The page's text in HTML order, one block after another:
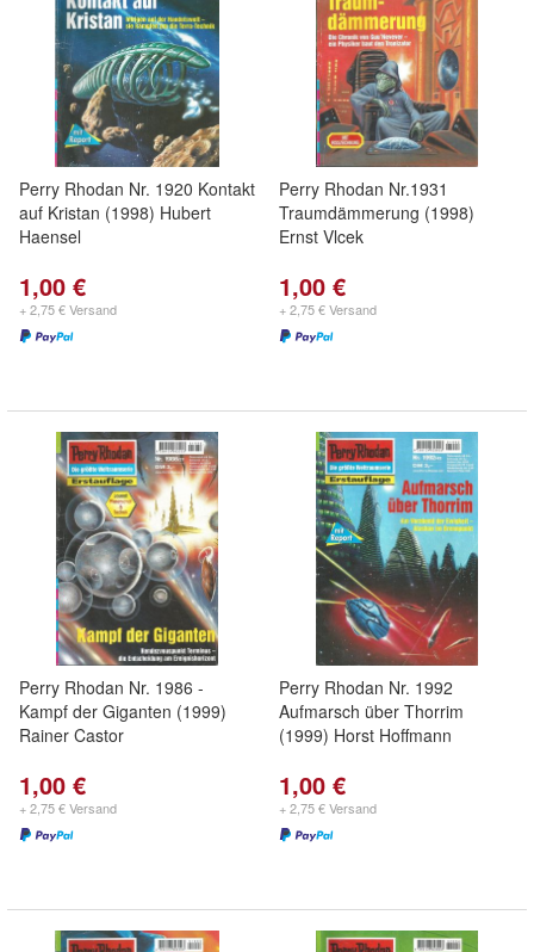
Perry Rhodan Nr. 1920 Kontakt
auf Kristan (1998) Hubert
Haensel
1,00 €
+ 2,75 € Versand
Perry Rhodan Nr.1931
Traumdämmerung (1998)
Ernst Vlcek
1,00 €
+ 2,75 € Versand
Perry Rhodan Nr. 1986 -
Kampf der Giganten (1999)
Rainer Castor
1,00 €
+ 2,75 € Versand
Perry Rhodan Nr. 1992
Aufmarsch über Thorrim
(1999) Horst Hoffmann
1,00 €
+ 2,75 € Versand